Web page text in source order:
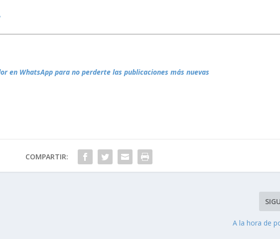
en WhatsApp para no perderte las publicaciones más nuevas
COMPARTIR:
A la hora de